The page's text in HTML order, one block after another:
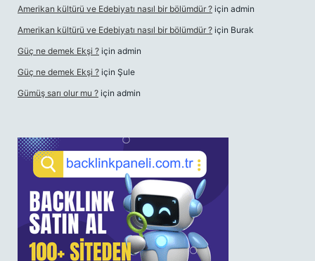
Amerikan kültürü ve Edebiyatı nasıl bir bölümdür ? için admin
Amerikan kültürü ve Edebiyatı nasıl bir bölümdür ? için Burak
Güç ne demek Ekşi ? için admin
Güç ne demek Ekşi ? için Şule
Gümüş sarı olur mu ? için admin